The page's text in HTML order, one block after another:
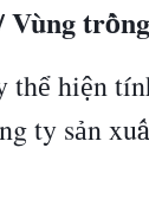
Vùng trồ
thể hiện tí
ng ty sản xuấ